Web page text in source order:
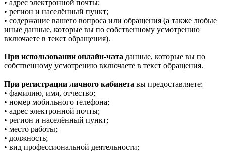
• адрес электронной почты;
• регион и населённый пункт;
• содержание вашего вопроса или обращения (а также любые
иные данные, которые вы по собственному усмотрению
включаете в текст обращения).
При использовании онлайн-чата данные, которые вы по
собственному усмотрению включаете в текст обращения.
При регистрации личного кабинета вы предоставляете:
• фамилию, имя, отчество;
• номер мобильного телефона;
• адрес электронной почты;
• регион и населённый пункт;
• место работы;
• должность;
• вид профессиональной деятельности;